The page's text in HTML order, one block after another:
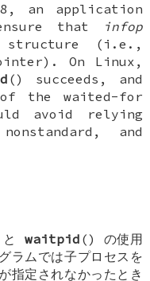
an application
that
infop
(i.e.,
On Linux,
() succeeds, and
the waited-for
avoid relying
and
waitpid () の使用
ラムでは子プロセスを
指定されなかったとき